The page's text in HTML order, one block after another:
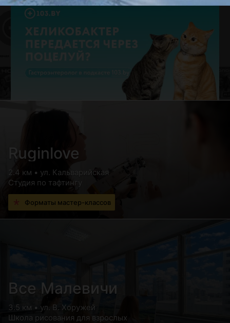
Ruginlove
2.4 км • ул. Кальварийская
Студия по тафтингу
Форматы мастер-классов
Все Малевичи
3.5 км • ул. В. Хоружей
Школа рисования для взрослых